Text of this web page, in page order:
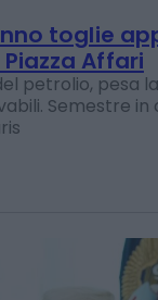
toglie
Affari
petrolio, pesa
Semestre